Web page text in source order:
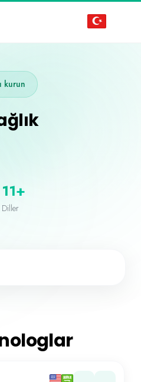
kurun
11+
Diller